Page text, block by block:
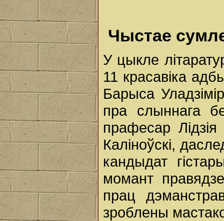
Чыстае
У цыкле
11 красавіка
Барыса
пра слыннага
прафесар Лідзія
Каліноўскі,
кандыдат
момант
прац
зроблены